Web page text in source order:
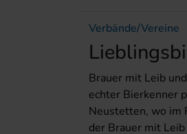
Verbände/Vereine
Brauer mit Leib
echter Bierkenner
Neustetten, wo im
der Brauer mit